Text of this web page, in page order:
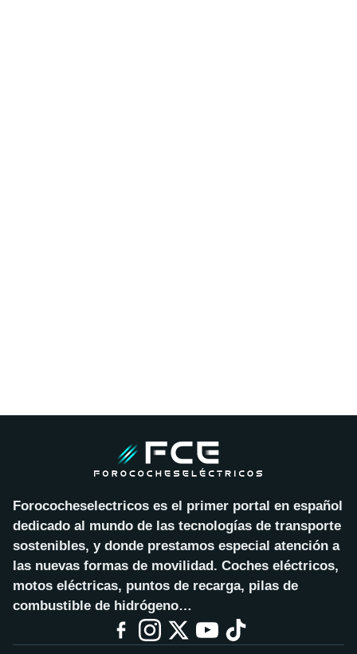
Forococheselectricos es el primer portal en español
dedicado al mundo de las tecnologías de transporte
sostenibles, y donde prestamos especial atención a
las nuevas formas de movilidad. Coches eléctricos,
motos eléctricas, puntos de recarga, pilas de
combustible de hidrógeno…